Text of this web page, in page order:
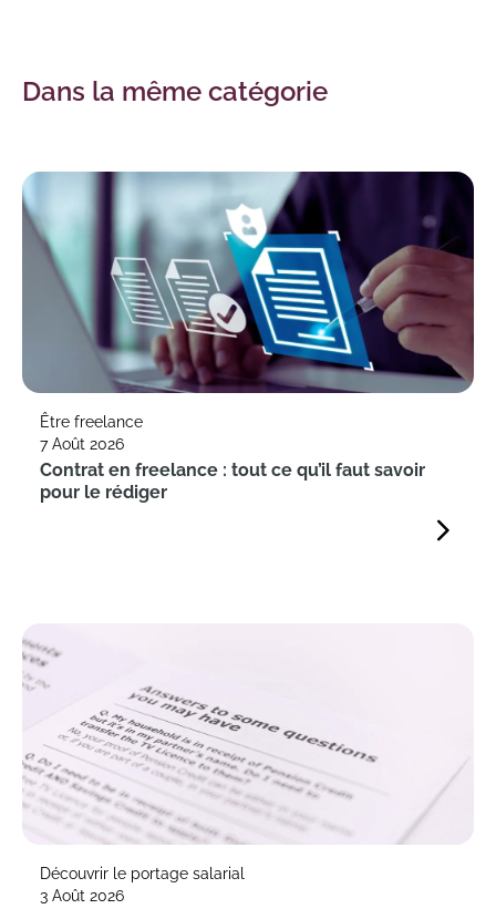
Dans la même catégorie
Être freelance
7 Août 2026
Contrat en freelance : tout ce qu’il faut savoir
pour le rédiger
Découvrir le portage salarial
3 Août 2026